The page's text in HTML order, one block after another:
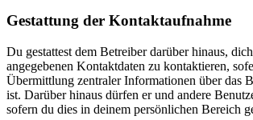
Gestattung der Kontaktaufnahme
Du gestattest dem Betreiber darüber hinaus,
angegebenen Kontaktdaten zu kontaktieren,
Übermittlung zentraler Informationen über das
ist. Darüber hinaus dürfen er und andere
sofern du dies in deinem persönlichen Bereich